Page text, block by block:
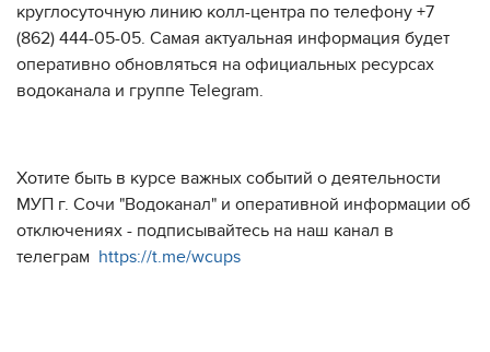
круглосуточную линию колл-центра по телефону +7
(862) 444-05-05. Самая актуальная информация будет
оперативно обновляться на официальных ресурсах
водоканала и группе Telegram.
Хотите быть в курсе важных событий о деятельности
МУП г. Сочи "Водоканал" и оперативной информации об
отключениях - подписывайтесь на наш канал в
телеграм https://t.me/wcups